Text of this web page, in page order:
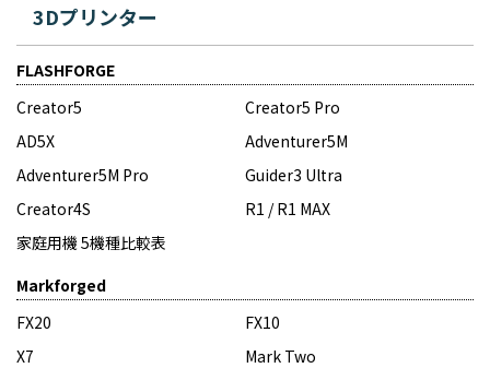
3Dプリンター
FLASHFORGE
Creator5
Creator5 Pro
AD5X
Adventurer5M
Adventurer5M Pro
Guider3 Ultra
Creator4S
R1 / R1 MAX
家庭用機 5機種比較表
Markforged
FX20
FX10
X7
Mark Two